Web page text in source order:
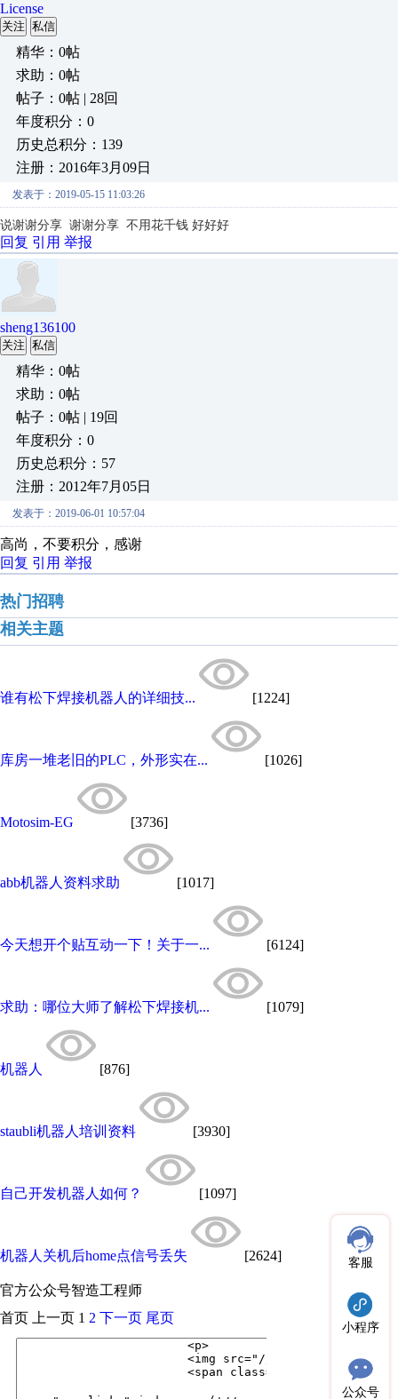
License
关注 私信
精华：0帖
求助：0帖
帖子：0帖 | 28回
年度积分：0
历史总积分：139
注册：2016年3月09日
发表于：2019-05-15 11:03:26
说谢谢分享 谢谢分享 不用花千钱 好好好
回复 引用 举报
sheng136100
关注 私信
精华：0帖
求助：0帖
帖子：0帖 | 19回
年度积分：0
历史总积分：57
注册：2012年7月05日
发表于：2019-06-01 10:57:04
高尚，不要积分，感谢
回复 引用 举报
热门招聘
相关主题
谁有松下焊接机器人的详细技... [1224]
库房一堆老旧的PLC，外形实在... [1026]
Motosim-EG [3736]
abb机器人资料求助 [1017]
今天想开个贴互动一下！关于一... [6124]
求助：哪位大师了解松下焊接机... [1079]
机器人 [876]
staubli机器人培训资料 [3930]
自己开发机器人如何？ [1097]
机器人关机后home点信号丢失 [2624]
官方公众号智造工程师
客服
小程序
公众号
首页 上一页 1 2 下一页 尾页